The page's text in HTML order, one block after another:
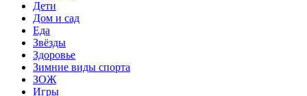
Дети
Дом и сад
Еда
Звёзды
Здоровье
Зимние виды спорта
ЗОЖ
Игры